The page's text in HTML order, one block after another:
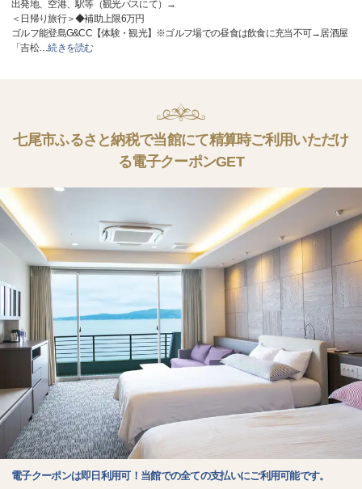
出発地、空港、駅等（観光バスにて）→
＜日帰り旅行＞◆補助上限6万円
ゴルフ能登島G&CC【体験・観光】※ゴルフ場での昼食は飲食に充当不可→居酒屋
「吉松…続きを読む
七尾市ふるさと納税で当館にて精算時ご利用いただけ
る電子クーポンGET
電子クーポンは即日利用可！当館での全ての支払いにご利用可能です。